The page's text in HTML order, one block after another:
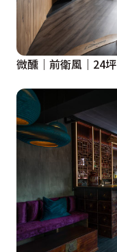
微醺｜前衛風｜24坪